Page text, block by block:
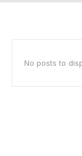
No posts to